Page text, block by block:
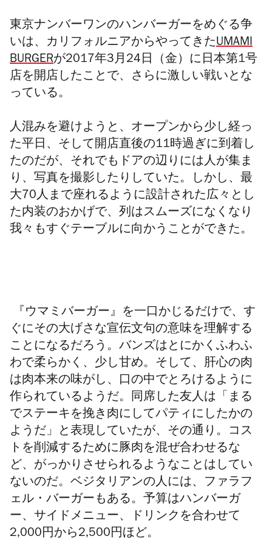
東京ナンバーワンのハンバーガーをめぐる争
いは、カリフォルニアからやってきたUMAMI
BURGERが2017年3月 24 日（金）に日本第1号
店を開店したことで、さらに激しい戦いとな
っている。
人混みを避けようと、オープンから少し経っ
た平日、そして開店直後の11時過ぎに到着し
たのだが、それでもドアの辺りには人が集ま
り、写真を撮影したりしていた。しかし、最
大 70人まで座れるように設計された広々とし
た内装のおかげで、列はスムーズになくなり
我々もすぐテーブルに向かうことができた。
『ウマミバーガー』を一口かじるだけで、す
ぐにその大げさな宣伝文句の意味を理解する
ことになるだろう。バンズはとにかくふわふ
わで柔らかく、少し甘め。そして、肝心の肉
は肉本来の味がし、口の中でとろけるように
作られているようだ。同席した友人は「まる
でステーキを挽き肉にしてパティにしたかの
ようだ」と表現していたが、その通り。コス
トを削減するために豚肉を混ぜ合わせるな
ど、がっかりさせられるようなことはしてい
ないのだ。ベジタリアンの人には、ファラフ
ェル・バーガーもある。予算はハンバーガ
ー、サイドメニュー、ドリンクを合わせて
2,000円から 2,500円ほど。